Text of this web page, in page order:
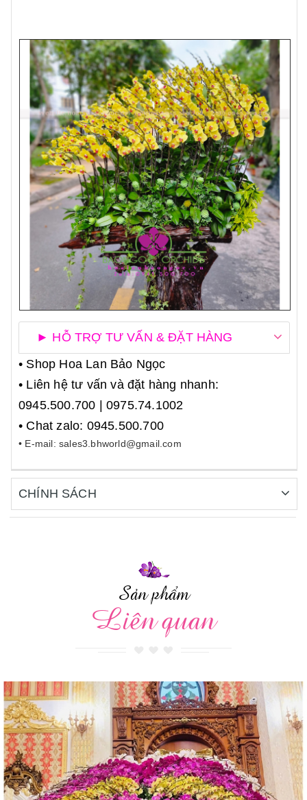
► HỖ TRỢ TƯ VẤN & ĐẶT HÀNG
• Shop Hoa Lan Bảo Ngọc
• Liên hệ tư vấn và đặt hàng nhanh:
0945.500.700 | 0975.74.1002
• Chat zalo: 0945.500.700
• E-mail: sales3.bhworld@gmail.com
CHÍNH SÁCH
Sản phẩm
Liên quan